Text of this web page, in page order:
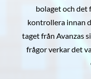
bolaget och det
kontrollera innan
taget från Avanzas
frågor verkar det